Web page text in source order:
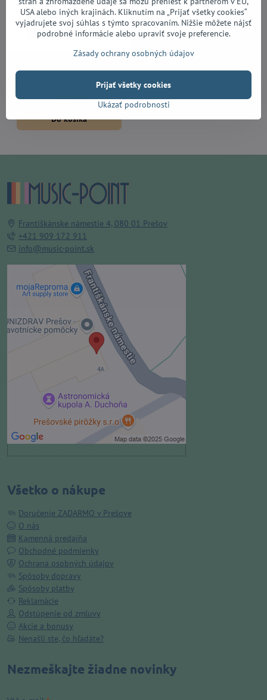
Elixir 11027 Nanoweb Custom
Light 11/52
19,95 €
Do košíka
Františkánske námestie 4, 080 01 Prešov
+421 909 172 911
info@music-point.sk
Externý obsah je blokovaný
Voľbami súkromia
Prajete si načítať externý obsah?
Povoliť tentokrát
Povoliť a zapamätať - súhlas s
druhom cookie: Funkčné
Otvoriť obsah v novom okne
Všetko o nákupe
Doručenie ZADARMO v Prešove
O nás
Kamenná predajňa
Obchodné podmienky
Ochrana osobných údajov
Spôsoby dopravy
Spôsoby platby
Reklamácie
Odstúpenie od zmluvy
Akcie a bonusy
Nenašli ste, čo hľadáte?
Nezmeškajte žiadne novinky
USA alebo iných krajinách. Kliknutím na „Prijať všetky cookies“
vyjadrujete svoj súhlas s týmto spracovaním. Nižšie môžete nájsť
podrobné informácie alebo upraviť svoje preferencie.
Zásady ochrany osobných údajov
Ukázať podrobnosti
Prijať všetky cookies